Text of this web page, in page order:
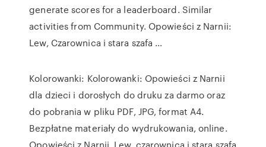
generate scores for a leaderboard. Similar
activities from Community. Opowieści z Narnii:
Lew, Czarownica i stara szafa ...
Kolorowanki: Kolorowanki: Opowieści z Narnii
dla dzieci i dorosłych do druku za darmo oraz
do pobrania w pliku PDF, JPG, format A4.
Bezpłatne materiały do wydrukowania, online.
Opowieści z Narnii. Lew, czarownica i stara szafa